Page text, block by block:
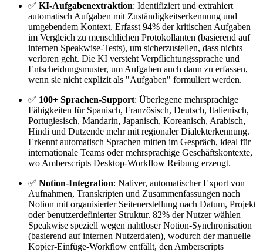
✅ KI-Aufgabenextraktion: Identifiziert und extrahiert
automatisch Aufgaben mit Zuständigkeitserkennung und
umgebendem Kontext. Erfasst 94% der kritischen Aufgaben
im Vergleich zu menschlichen Protokollanten (basierend auf
internen Speakwise-Tests), um sicherzustellen, dass nichts
verloren geht. Die KI versteht Verpflichtungssprache und
Entscheidungsmuster, um Aufgaben auch dann zu erfassen,
wenn sie nicht explizit als "Aufgaben" formuliert werden.
✅ 100+ Sprachen-Support: Überlegene mehrsprachige
Fähigkeiten für Spanisch, Französisch, Deutsch, Italienisch,
Portugiesisch, Mandarin, Japanisch, Koreanisch, Arabisch,
Hindi und Dutzende mehr mit regionaler Dialekterkennung.
Erkennt automatisch Sprachen mitten im Gespräch, ideal für
internationale Teams oder mehrsprachige Geschäftskontexte,
wo Amberscripts Desktop-Workflow Reibung erzeugt.
✅ Notion-Integration: Nativer, automatischer Export von
Aufnahmen, Transkripten und Zusammenfassungen nach
Notion mit organisierter Seitenerstellung nach Datum, Projekt
oder benutzerdefinierter Struktur. 82% der Nutzer wählen
Speakwise speziell wegen nahtloser Notion-Synchronisation
(basierend auf internen Nutzerdaten), wodurch der manuelle
Kopier-Einfüge-Workflow entfällt, den Amberscripts